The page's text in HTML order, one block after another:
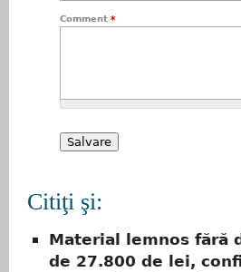
Comment *
Citiţi şi:
Material lemnos fără
de 27.800 de lei,